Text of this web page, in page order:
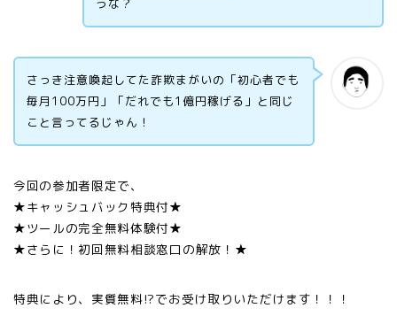
うな？
さっき注意喚起してた詐欺まがいの「初心者でも
毎月100万円」「だれでも1億円稼げる」と同じ
こと言ってるじゃん！
今回の参加者限定で、
★キャッシュバック特典付★
★ツールの完全無料体験付★
★さらに！初回無料相談窓口の解放！★
特典により、実質無料!?でお受け取りいただけます！！！